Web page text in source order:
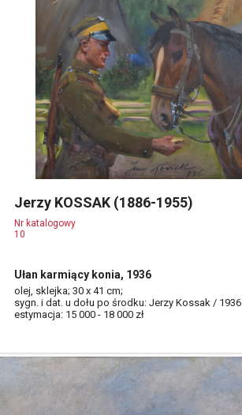
Jerzy KOSSAK (1886-1955)
Nr katalogowy
10
Ułan karmiący konia, 1936
olej, sklejka; 30 x 41 cm;
sygn. i dat. u dołu po środku: Jerzy Kossak / 1936
estymacja: 15 000 - 18 000 zł